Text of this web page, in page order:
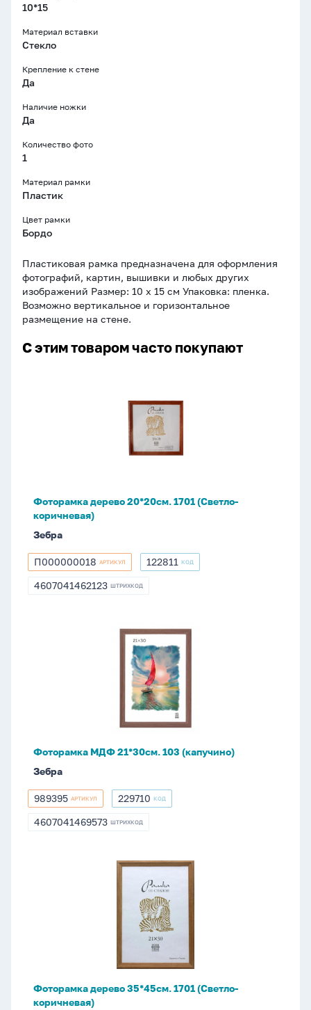
10*15
Материал вставки
Стекло
Крепление к стене
Да
Наличие ножки
Да
Количество фото
1
Материал рамки
Пластик
Цвет рамки
Бордо
Пластиковая рамка предназначена для оформления
фотографий, картин, вышивки и любых других
изображений Размер: 10 х 15 см Упаковка: пленка.
Возможно вертикальное и горизонтальное
размещение на стене.
С этим товаром часто покупают
Фоторамка дерево 20*20см. 1701 (Светло-
коричневая)
Зебра
П000000018
П000000018 АРТИКУЛ 122811
122811 КОД
4607041462123
4607041462123 ШТРИХКОД
Фоторамка МДФ 21*30см. 103 (капучино)
Зебра
989395
989395 АРТИКУЛ 229710
229710 КОД
4607041469573
4607041469573 ШТРИХКОД
Фоторамка дерево 35*45см. 1701 (Светло-
коричневая)